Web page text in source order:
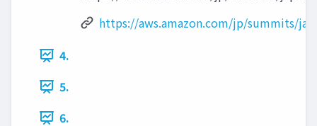
https://aws.amazon.com/jp/summits/
4.
5.
6.